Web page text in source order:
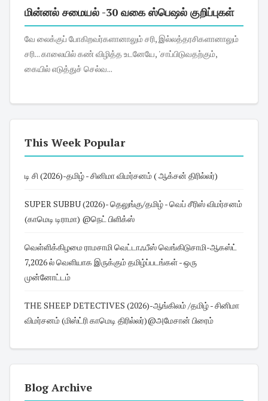
மின்னல் சமையல் -30 வகை ஸ்பெஷல் குறிப்புகள்
வே லைக்குப் போகிறவர்களானாலும் சரி, இல்லத்தரசிகளானாலும்
சரி... காலையில் கண் விழித்த உடனேயே, 'சாப்பிடுவதற்கும்,
கையில் எடுத்துச் செல்வ...
This Week Popular
டி சி (2026)-தமிழ் - சினிமா விமர்சனம் ( ஆக்சன் திரில்லர்)
SUPER SUBBU (2026)- தெலுங்கு/தமிழ் - வெப் சீரிஸ் விமர்சனம்
(காமெடி டிராமா) @நெட் பிளிக்ஸ்
வெள்ளிக்கிழமை ராமசாமி வெட்டாஃபீஸ் வெங்கிடுசாமி-ஆகஸ்ட்
7,2026 ல் வெளியாக இருக்கும் தமிழ்ப்படங்கள் - ஒரு
முன்னோட்டம்
THE SHEEP DETECTIVES (2026)-ஆங்கிலம் /தமிழ் - சினிமா
விமர்சனம் (மிஸ்ட்ரி காமெடி திரில்லர்)@அமேசான் பிரைம்
Blog Archive